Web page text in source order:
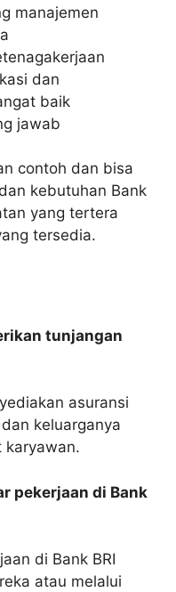
manajemen
dan
baik
jawab
contoh dan bisa
kebutuhan Bank
yang tertera
tersedia.
tunjangan
asuransi
keluarganya
karyawan.
pekerjaan di Bank
di Bank BRI
atau melalui